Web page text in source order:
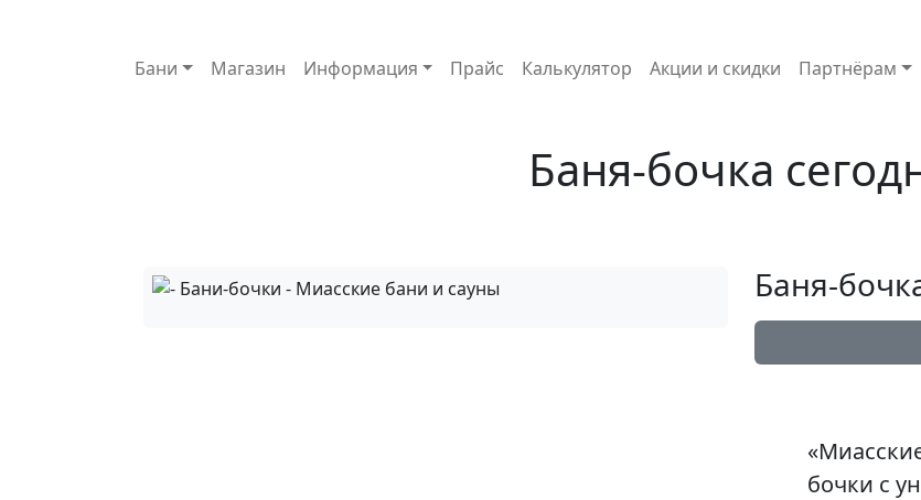
Основная навигация
Бани Магазин Информация Прайс Калькулятор Акции и скидки Партнёрам
Баня-бочка
Баня-
бочки с